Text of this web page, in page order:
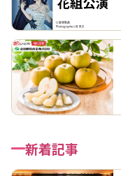
新着記事